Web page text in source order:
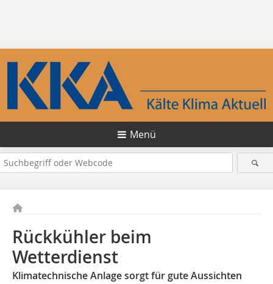
Menü
Rückkühler beim
Wetterdienst
Klimatechnische Anlage sorgt für gute Aussichten